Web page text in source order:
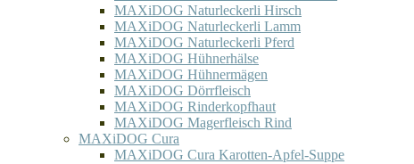
MAXiDOG Naturleckerli Hirsch
MAXiDOG Naturleckerli Lamm
MAXiDOG Naturleckerli Pferd
MAXiDOG Hühnerhälse
MAXiDOG Hühnermägen
MAXiDOG Dörrfleisch
MAXiDOG Rinderkopfhaut
MAXiDOG Magerfleisch Rind
MAXiDOG Cura
MAXiDOG Cura Karotten-Apfel-Suppe